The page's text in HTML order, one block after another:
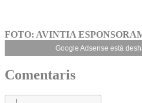
FOTO: AVINTIA
Google Adsense està
Comentaris